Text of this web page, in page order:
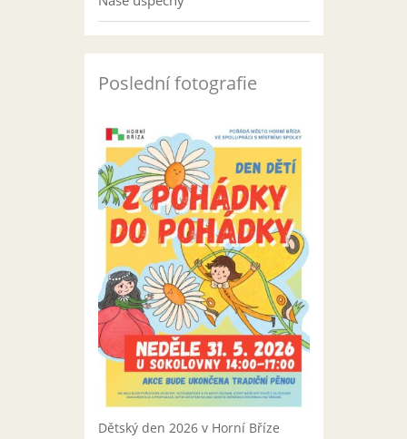
Poslední fotografie
Dětský den 2026 v Horní Bříze